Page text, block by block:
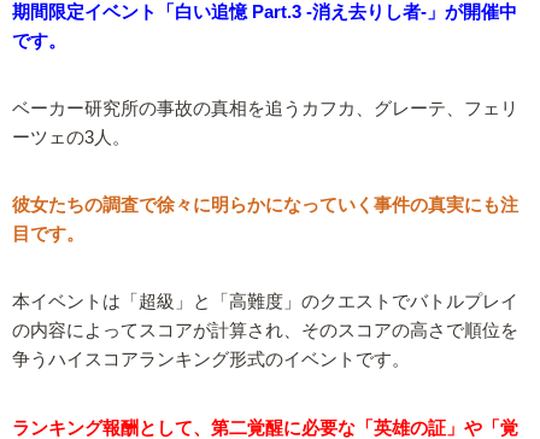
期間限定イベント「白い追憶 Part.3 -消え去りし者-」が開催中
です。
ベーカー研究所の事故の真相を追うカフカ、グレーテ、フェリ
ーツェの3人。
彼女たちの調査で徐々に明らかになっていく事件の真実にも注
目です。
本イベントは「超級」と「高難度」のクエストでバトルプレイ
の内容によってスコアが計算され、そのスコアの高さで順位を
争うハイスコアランキング形式のイベントです。
ランキング報酬として、第二覚醒に必要な「英雄の証」や「覚